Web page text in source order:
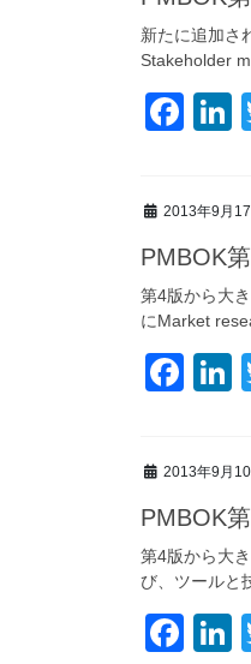
新たに追加さ
Stakeholder
F
e
b
o
o
k
2013年9月17
PMBOK
第4版から大
にMarket
F
e
b
o
o
k
2013年9月
PMBOK
第4版から大
び、ツールと
F